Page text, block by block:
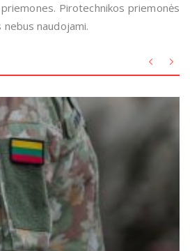
Pirotechnikos priemonės
naudojami.